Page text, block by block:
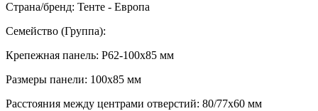
Страна/бренд: Тенте - Европа
Семейство (Группа):
Крепежная панель: P62-100x85 мм
Размеры панели: 100x85 мм
Расстояния между центрами отверстий: 80/77x60 мм